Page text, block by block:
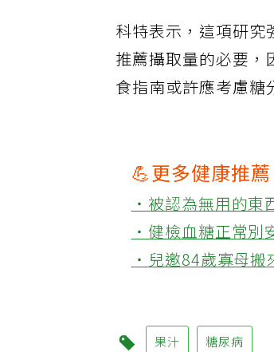
科特表示，這項研
推薦攝取量的必要，
食指南或許應考慮糖
💪更多健康推薦
‧被認為無用的東
‧健檢血糖正常別
‧兒邀84歲寡母搬